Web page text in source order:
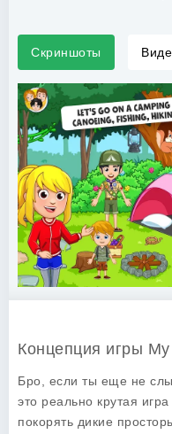
Скриншоты
Концепция игры
Бро, если ты еще не
это реально крутая
покорять дикие